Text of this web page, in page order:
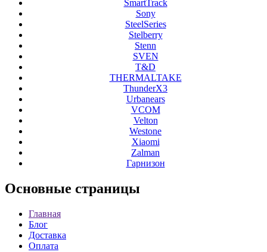
SmartTrack
Sony
SteelSeries
Stelberry
Stenn
SVEN
T&D
THERMALTAKE
ThunderX3
Urbanears
VCOM
Velton
Westone
Xiaomi
Zalman
Гарнизон
Основные страницы
Главная
Блог
Доставка
Оплата